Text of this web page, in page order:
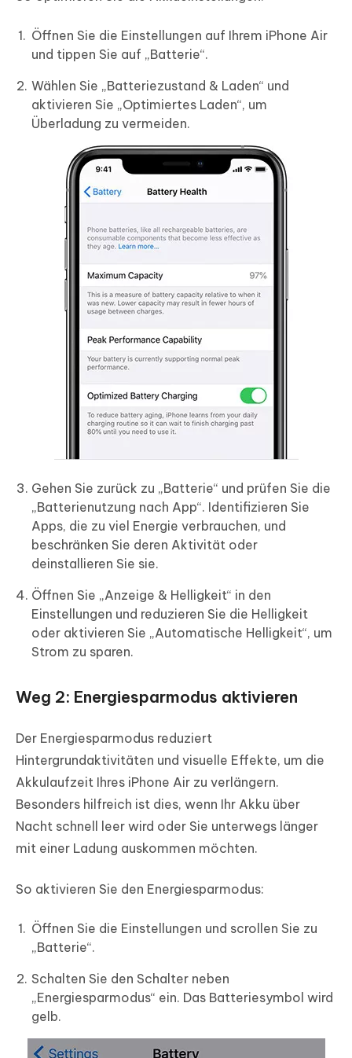
Öffnen Sie die Einstellungen auf Ihrem iPhone Air
und tippen Sie auf „Batterie“.
Wählen Sie „Batteriezustand & Laden“ und
aktivieren Sie „Optimiertes Laden“, um
Überladung zu vermeiden.
Gehen Sie zurück zu „Batterie“ und prüfen Sie die
„Batterienutzung nach App“. Identifizieren Sie
Apps, die zu viel Energie verbrauchen, und
beschränken Sie deren Aktivität oder
deinstallieren Sie sie.
Öffnen Sie „Anzeige & Helligkeit“ in den
Einstellungen und reduzieren Sie die Helligkeit
oder aktivieren Sie „Automatische Helligkeit“, um
Strom zu sparen.
Weg 2: Energiesparmodus aktivieren
Der Energiesparmodus reduziert
Hintergrundaktivitäten und visuelle Effekte, um die
Akkulaufzeit Ihres iPhone Air zu verlängern.
Besonders hilfreich ist dies, wenn Ihr Akku über
Nacht schnell leer wird oder Sie unterwegs länger
mit einer Ladung auskommen möchten.
So aktivieren Sie den Energiesparmodus:
Öffnen Sie die Einstellungen und scrollen Sie zu
„Batterie“.
Schalten Sie den Schalter neben
„Energiesparmodus“ ein. Das Batteriesymbol wird
gelb.